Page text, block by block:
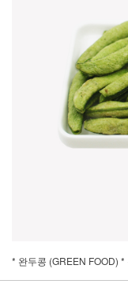
* 완두콩 (GREEN FOOD)